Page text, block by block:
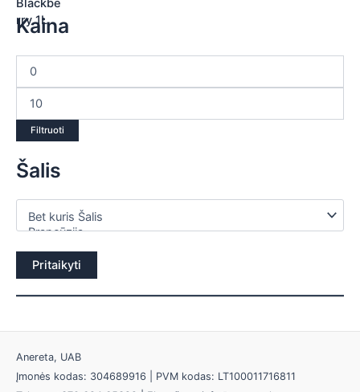
Kaina
Filtruoti
Šalis
Pritaikyti
Anereta, UAB
Įmonės kodas: 304689916 | PVM kodas: LT100011716811